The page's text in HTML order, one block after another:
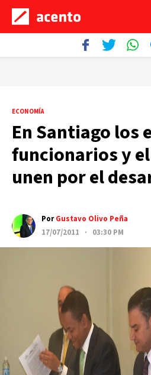
ECONOMÍA
En Santiago los
funcionarios y
unen por el
PorGustavo Olivo Peña
17/07/2011 · 03:30 PM